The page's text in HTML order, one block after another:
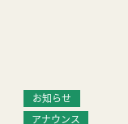
お知らせ
アナウンス